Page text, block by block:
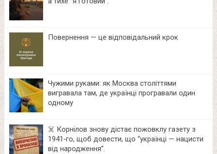
Повернення — це відповідальний крок
Чужими руками: як Москва століттями
вигравала там, де українці програвали один
одному
☠️ Корнілов знову дістає пожовклу газету з
1941‑го, щоб довести, що “українці — нацисти
від народження”.